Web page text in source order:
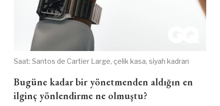
Saat: Santos de Cartier Large, çelik kasa, siyah kadran
Bugüne kadar bir yönetmenden aldığın en
ilginç yönlendirme ne olmuştu?